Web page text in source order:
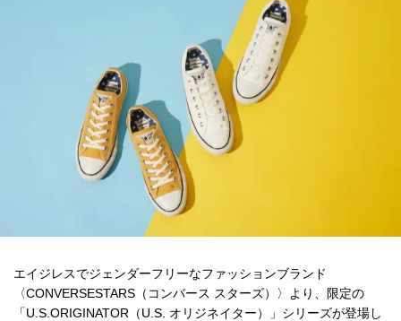
エイジレスでジェンダーフリーなファッションブランド
〈CONVERSESTARS（コンバース スターズ）〉より、限定の
「U.S.ORIGINATOR（U.S. オリジネイター）」シリーズが登場し